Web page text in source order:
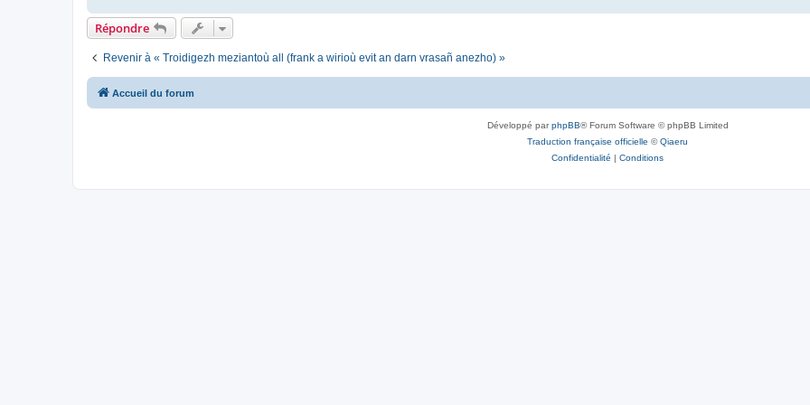
Répondre
Revenir à « Troidigezh meziantoù all (frank a wirioù evit an darn vrasañ anezho) »
Accueil du forum
Développé parphpBB® Forum Software © phpBB Limited
Traduction française officielle ©Qiaeru
Confidentialité | Conditions